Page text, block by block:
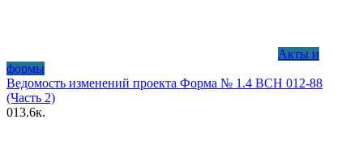
Акты и
формы
Ведомость изменений проекта Форма № 1.4 ВСН 012-88
(Часть 2)
013.6к.